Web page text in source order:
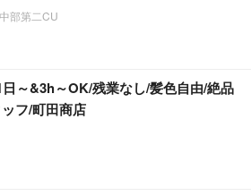
部第二CU
～&3h～OK/残業なし/髪色自由/絶品
フ/町田商店